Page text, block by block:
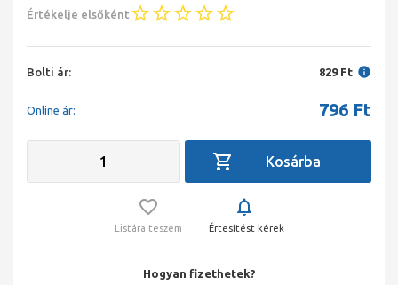
Értékelje elsőként
Bolti ár: 829 Ft
Online ár: 796 Ft
Listára teszem Értesítést kérek
Hogyan fizethetek?